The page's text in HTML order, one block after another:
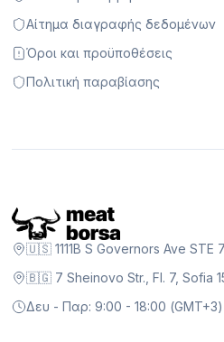
Αίτημα διαγραφής δεδομένων
Όροι και προϋποθέσεις
Πολιτική παραβίασης
🇺🇸 1111B S Governors Ave STE
🇧🇬 7 Sheinovo Str., Fl. 7, Sofia
Δευ - Παρ: 9:00 - 18:00 (GMT+3)